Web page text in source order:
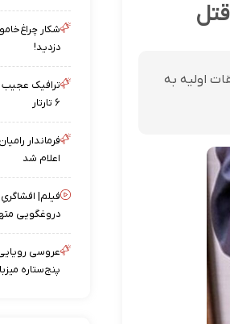
اولیه به
شکار
دزدید!
ترافیک عجیب
۶ تارتار
فرماندار
اعلام شد
فیلم|
دروغگویی
عروسی رویایی
پنج‌ستاره